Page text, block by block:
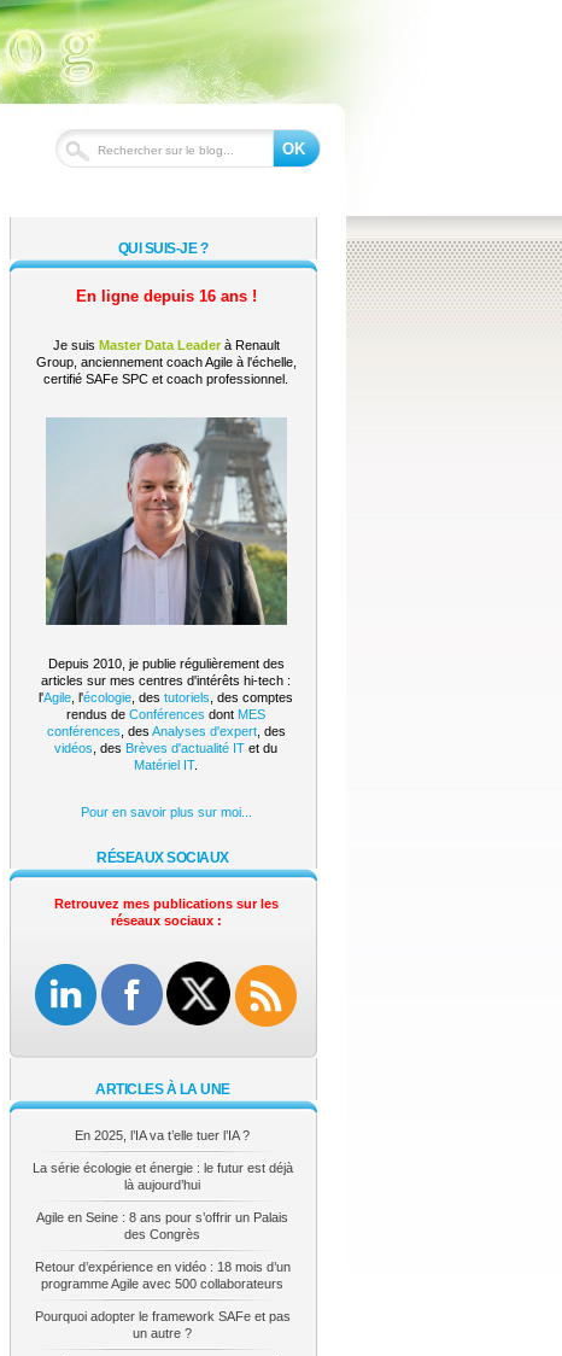
OK
QUI SUIS-JE ?
En ligne depuis 16 ans !
Je suis Master Data Leaderà Renault
Group, anciennement coach Agile à l'échelle,
certifié SAFe SPC et coach professionnel.
Depuis 2010, je publie régulièrement des
articles sur mes centres d'intérêts hi-tech :
l'Agile , l'écologie , des tutoriels , des comptes
rendus de Conférences dont MES
conférences , des Analyses d'expert, des
vidéos , des Brèves d'actualité IT et du
Matériel IT.
Pour en savoir plus sur moi...
RÉSEAUX SOCIAUX
Retrouvez mes publications sur les
réseaux sociaux :
ARTICLES À LA UNE
En 2025, l’IA va t’elle tuer l’IA ?
La série écologie et énergie : le futur est déjà
là aujourd’hui
Agile en Seine : 8 ans pour s’offrir un Palais
des Congrès
Retour d’expérience en vidéo : 18 mois d’un
programme Agile avec 500 collaborateurs
Pourquoi adopter le framework SAFe et pas
un autre ?